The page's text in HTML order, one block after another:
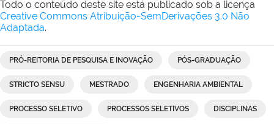
Todo o conteúdo deste site está publicado sob a licença
Creative Commons Atribuição-SemDerivações 3.0 Não
Adaptada.
PRÓ-REITORIA DE PESQUISA E INOVAÇÃO PÓS-GRADUAÇÃO
STRICTO SENSU MESTRADO ENGENHARIA AMBIENTAL
PROCESSO SELETIVO PROCESSOS SELETIVOS DISCIPLINAS